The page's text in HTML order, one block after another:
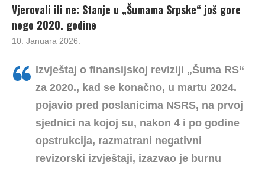
Vjerovali ili ne: Stanje u „Šumama Srpske“ još gore
nego 2020. godine
10. Januara 2026.
Izvještaj o finansijskoj reviziji „Šuma RS“
za 2020., kad se konačno, u martu 2024.
pojavio pred poslanicima NSRS, na prvoj
sjednici na kojoj su, nakon 4 i po godine
opstrukcija, razmatrani negativni
revizorski izvještaji, izazvao je burnu